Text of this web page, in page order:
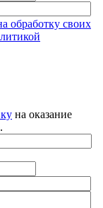
обработку своих
на оказание